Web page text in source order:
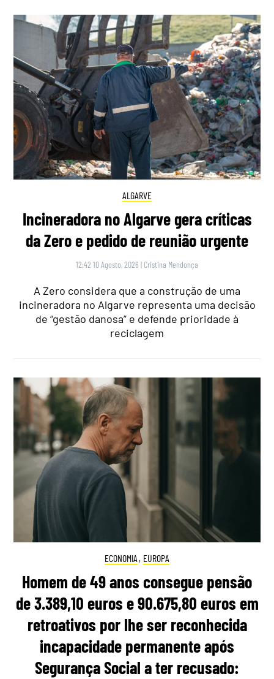
ALGARVE
Incineradora no Algarve gera críticas
da Zero e pedido de reunião urgente
12:42 10 Agosto, 2026 | Cristina Mendonça
A Zero considera que a construção de uma
incineradora no Algarve representa uma decisão
de “gestão danosa” e defende prioridade à
reciclagem
ECONOMIA , EUROPA
Homem de 49 anos consegue pensão
de 3.389,10 euros e 90.675,80 euros em
retroativos por lhe ser reconhecida
incapacidade permanente após
Segurança Social a ter recusado: